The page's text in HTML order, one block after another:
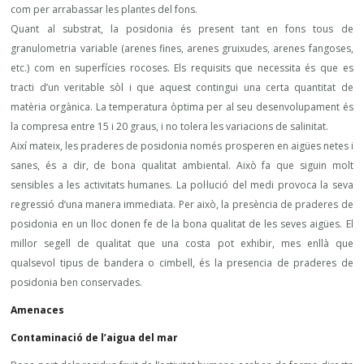
com per arrabassar les plantes del fons.
Quant al substrat, la posidonia és present tant en fons tous de
granulometria variable (arenes fines, arenes gruixudes, arenes fangoses,
etc.) com en superfícies rocoses. Els requisits que necessita és que es
tracti d’un veritable sòl i que aquest contingui una certa quantitat de
matèria orgànica. La temperatura òptima per al seu desenvolupament és
la compresa entre 15 i 20 graus, i no tolera les variacions de salinitat.
Així mateix, les praderes de posidonia només prosperen en aigües netes i
sanes, és a dir, de bona qualitat ambiental. Això fa que siguin molt
sensibles a les activitats humanes. La pol·lució del medi provoca la seva
regressió d’una manera immediata. Per això, la presència de praderes de
posidonia en un lloc donen fe de la bona qualitat de les seves aigües. El
millor segell de qualitat que una costa pot exhibir, mes enllà que
qualsevol tipus de bandera o cimbell, és la presencia de praderes de
posidonia ben conservades.
Amenaces
Contaminació de l’aigua del mar